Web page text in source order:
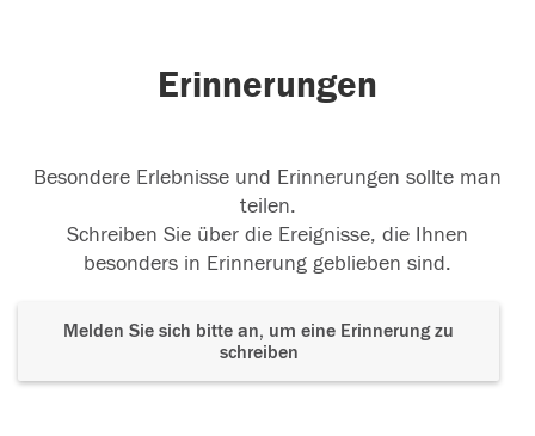
Erinnerungen
Besondere Erlebnisse und Erinnerungen sollte man
teilen.
Schreiben Sie über die Ereignisse, die Ihnen
besonders in Erinnerung geblieben sind.
Melden Sie sich bitte an, um eine Erinnerung zu
schreiben